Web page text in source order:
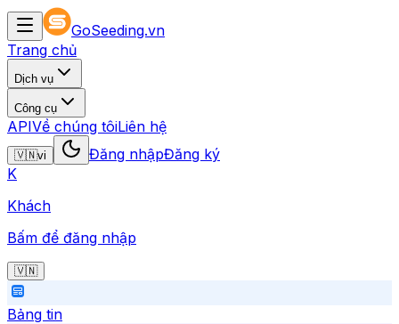
GoSeeding.vn
Trang chủ
Dịch vụ
Công cụ
APIVề chúng tôiLiên hệ
🇻🇳vi Đăng nhậpĐăng ký
K
Khách
Bấm để đăng nhập
🇻🇳
Bảng tin